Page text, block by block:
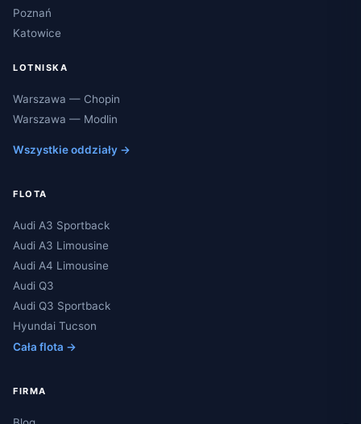
Poznań
Katowice
LOTNISKA
Warszawa — Chopin
Warszawa — Modlin
Wszystkie oddziały →
FLOTA
Audi A3 Sportback
Audi A3 Limousine
Audi A4 Limousine
Audi Q3
Audi Q3 Sportback
Hyundai Tucson
Cała flota →
FIRMA